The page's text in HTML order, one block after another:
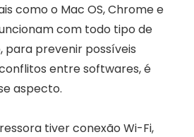
como o Mac OS, Chrome e
com todo tipo de
para prevenir possíveis
entre softwares, é
aspecto.
tiver conexão Wi-Fi,